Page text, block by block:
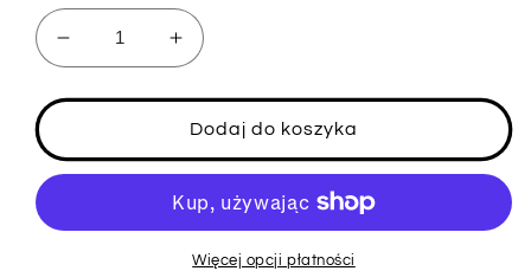
Zmniejsz
ilość
dla
Viva
City
bike
375Wh/504Wh
Zwiększ
ilość
dla
JOBOBIKE
Viva
City
E-
bike
375Wh/504Wh
Dodaj do koszyka
Więcej opcji płatności